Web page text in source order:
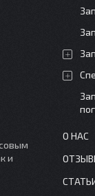
и
О НАС